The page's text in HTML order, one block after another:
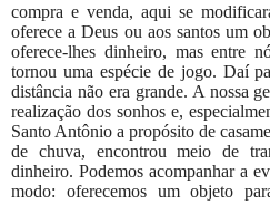
compra e venda, aqui se
oferece a Deus ou aos santos um
oferece-lhes dinheiro, mas entre
tornou uma espécie de jogo. Daí
distância não era grande. A nossa
realização dos sonhos e,
Santo Antônio a propósito de
de chuva, encontrou meio de
dinheiro. Podemos acompanhar a
modo: oferecemos um objeto